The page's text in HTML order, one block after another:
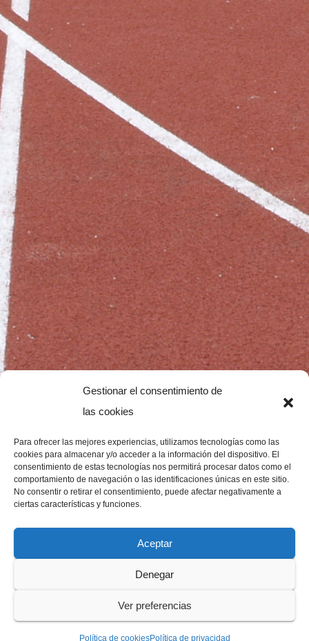
Gestionar el consentimiento de
las cookies
Para ofrecer las mejores experiencias, utilizamos tecnologías como las
cookies para almacenar y/o acceder a la información del dispositivo. El
consentimiento de estas tecnologías nos permitirá procesar datos como el
comportamiento de navegación o las identificaciones únicas en este sitio.
No consentir o retirar el consentimiento, puede afectar negativamente a
ciertas características y funciones.
Aceptar
Denegar
Ver preferencias
Política de cookiesPolítica de privacidad